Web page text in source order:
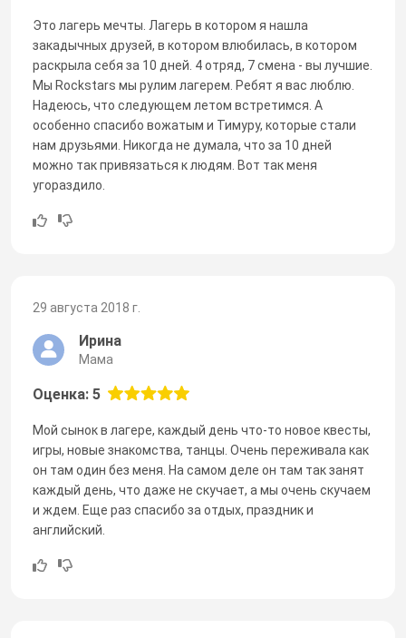
Это лагерь мечты. Лагерь в котором я нашла
закадычных друзей, в котором влюбилась, в котором
раскрыла себя за 10 дней. 4 отряд, 7 смена - вы лучшие.
Мы Rockstars мы рулим лагерем. Ребят я вас люблю.
Надеюсь, что следующем летом встретимся. А
особенно спасибо вожатым и Тимуру, которые стали
нам друзьями. Никогда не думала, что за 10 дней
можно так привязаться к людям. Вот так меня
угораздило.
29 августа 2018 г.
Ирина
Мама
Оценка: 5
Мой сынок в лагере, каждый день что-то новое квесты,
игры, новые знакомства, танцы. Очень переживала как
он там один без меня. На самом деле он там так занят
каждый день, что даже не скучает, а мы очень скучаем
и ждем. Еще раз спасибо за отдых, праздник и
английский.